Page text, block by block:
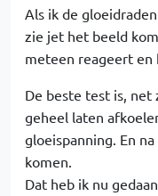
Als ik de
zie jet het beeld
meteen reageert
De beste test is,
geheel laten
gloeispanning. En
komen.
Dat heb ik nu